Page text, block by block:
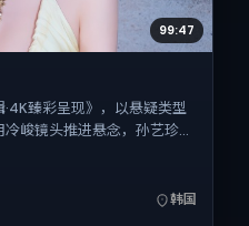
99:47
臻彩呈现》，以悬疑类型
峻镜头推进悬念，孙艺珍、
合关注现实质感与类型片结
韩国